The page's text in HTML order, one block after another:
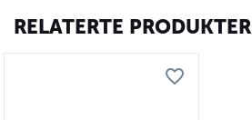
RELATERTE PRODUKTER